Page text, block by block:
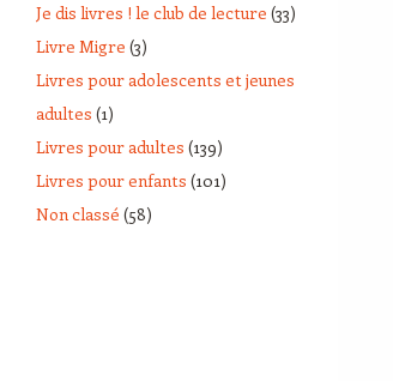
Je dis livres ! le club de lecture (33)
Livre Migre (3)
Livres pour adolescents et jeunes
adultes (1)
Livres pour adultes (139)
Livres pour enfants (101)
Non classé (58)